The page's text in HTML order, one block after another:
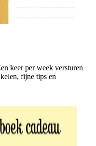
keer per week versturen
fijne tips en